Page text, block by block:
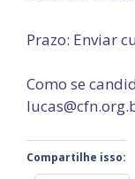
Prazo: Enviar
Como se
Compartilhe isso: